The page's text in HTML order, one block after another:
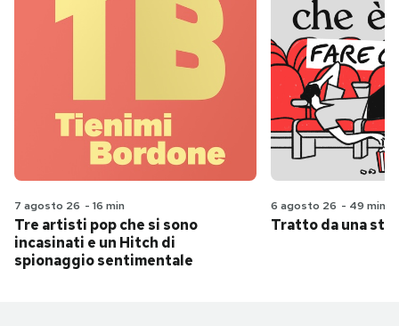
7 agosto 26 - 16 min
Tre artisti pop che si sono
incasinati e un Hitch di
spionaggio sentimentale
6 agosto 26 - 49 min
Tratto da una